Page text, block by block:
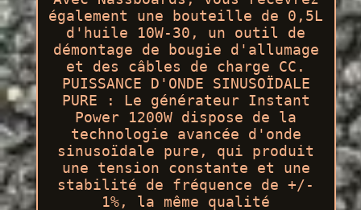
également une bouteille de 0,5L
d'huile 10W-30, un outil de
démontage de bougie d'allumage
et des câbles de charge CC.
PUISSANCE D'ONDE SINUSOÏDALE
PURE : Le générateur Instant
Power 1200W dispose de la
technologie avancée d'onde
sinusoïdale pure, qui produit
une tension constante et une
stabilité de fréquence de +/-
1%, la même qualité